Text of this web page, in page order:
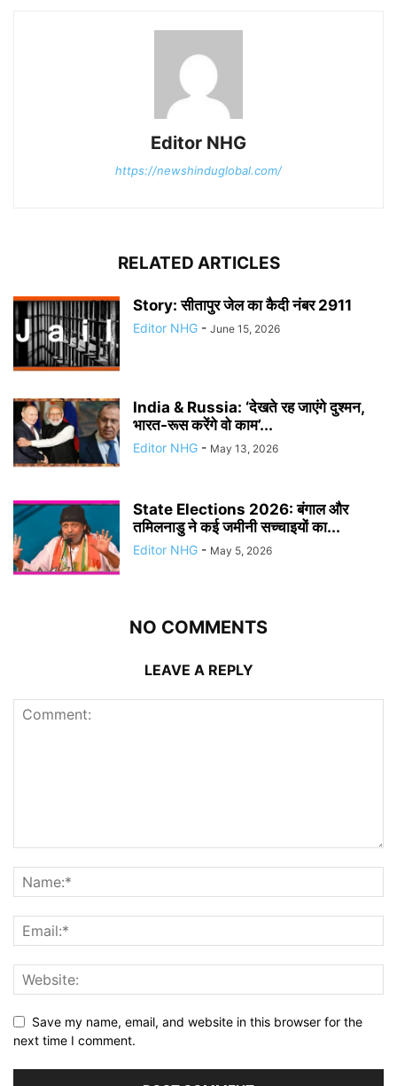
Editor NHG
https://newshinduglobal.com/
RELATED ARTICLES
Story: सीतापुर जेल का कैदी नंबर 2911
Editor NHG - June 15, 2026
India & Russia: ‘देखते रह जाएंगे दुश्मन,
भारत-रूस करेंगे वो काम’...
Editor NHG - May 13, 2026
State Elections 2026: बंगाल और
तमिलनाडु ने कई जमीनी सच्चाइयों का...
Editor NHG - May 5, 2026
NO COMMENTS
LEAVE A REPLY
Save my name, email, and website in this browser for the
next time I comment.